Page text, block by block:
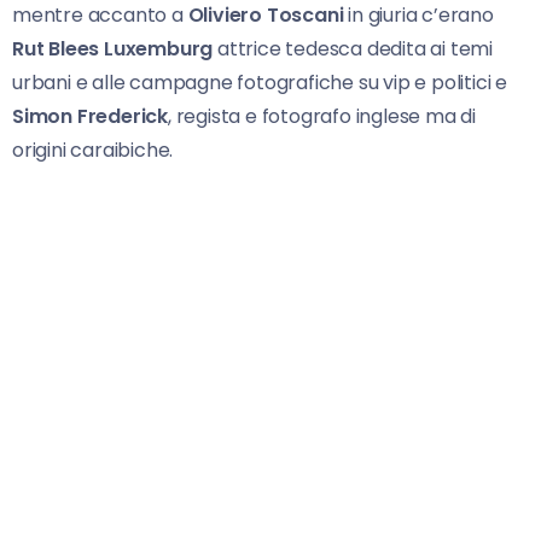
mentre accanto a Oliviero Toscaniin giuria c’erano
Rut Blees Luxemburgattrice tedesca dedita ai temi
urbani e alle campagne fotografiche su vip e politici e
Simon Frederick, regista e fotografo inglese ma di
origini caraibiche.